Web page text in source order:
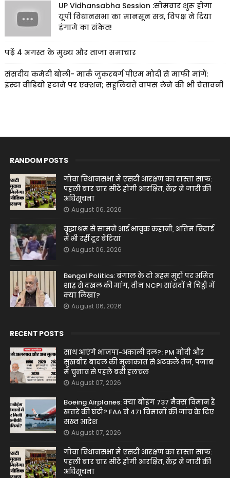
UP Vidhansabha Session :सोमवार शुरू होगा
यूपी विधानसभा का मानसून सत्र, विपक्ष ने दिया
हंगामे का संकेत!
पढ़ें 4 अगस्त के मुख्य और ताजा समाचार
संसदीय कमेटी बोली- मार्क जुकरबर्ग पीएम मोदी से माफी मांगें:
इंस्टा वीडियो हटाने पर एक्शन; सहूलियतें वापस लेने की भी चेतावनी
RANDOM POSTS
गोवा विधानसभा में एसटी आरक्षण का रास्ता साफ:
पहली बार चार सीटें होंगी आरक्षित, केंद्र ने जारी की
अधिसूचना
August 06, 2026
वृद्धाश्रम से सामने आई भावुक कहानी, अंतिम विदाई
में भी रहीं दूर बेटियां
August 06, 2026
Bengal Politics: बंगाल के दो अहम मुद्दों पर अमित
शाह से दखल की मांग, तीन NCPI सांसदों ने चिट्ठी में
क्या लिखा?
August 06, 2026
RECENT POSTS
साथ आएंगे भाजपा-अकाली दल?: PM मोदी और
सुखबीर बादल की मुलाकात से अटकलें तेज, पंजाब
में चुनाव से पहले बढ़ी हलचल
August 07, 2026
Boeing Airplanes: क्या बोइंग 737 मैक्स विमान हैं
खतरे की घंटी? FAA ने 471 विमानों की जांच के दिए
सख्त आदेश
August 07, 2026
गोवा विधानसभा में एसटी आरक्षण का रास्ता साफ:
पहली बार चार सीटें होंगी आरक्षित, केंद्र ने जारी की
अधिसूचना